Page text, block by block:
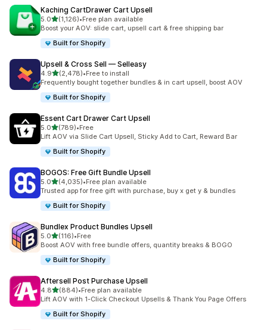
Kaching CartDrawer Cart Upsell
5.0เต็ม 5 ดาว
(1,126)
ทั้งหมด 1126 รีวิว
•Free plan available
Boost your AOV: slide cart, upsell cart & free shipping bar
Built for Shopify
Upsell & Cross Sell — Selleasy
4.9เต็ม 5 ดาว
(2,478)
ทั้งหมด 2478 รีวิว
•Free to install
Frequently bought together bundles & in cart upsell, boost AOV
Built for Shopify
Essent Cart Drawer Cart Upsell
5.0เต็ม 5 ดาว
(789)
ทั้งหมด 789 รีวิว
•Free
Lift AOV via Slide Cart Upsell, Sticky Add to Cart, Reward Bar
Built for Shopify
BOGOS: Free Gift Bundle Upsell
5.0เต็ม 5 ดาว
(4,035)
ทั้งหมด 4035 รีวิว
•Free plan available
Trusted app for free gift with purchase, buy x get y & bundles
Built for Shopify
Bundlex Product Bundles Upsell
5.0เต็ม 5 ดาว
(116)
ทั้งหมด 116 รีวิว
•Free
Boost AOV with free bundle offers, quantity breaks & BOGO
Built for Shopify
Aftersell Post Purchase Upsell
4.8เต็ม 5 ดาว
(884)
ทั้งหมด 884 รีวิว
•Free plan available
Lift AOV with 1-Click Checkout Upsells & Thank You Page Offers
Built for Shopify